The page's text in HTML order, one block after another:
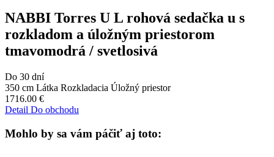
NABBI Torres U L rohová sedačka u s
rozkladom a úložným priestorom
tmavomodrá / svetlosivá
Do 30 dní
350 cm Látka Rozkladacia Úložný priestor
1716.00 €
Detail Do obchodu
Mohlo by sa vám páčiť aj toto: